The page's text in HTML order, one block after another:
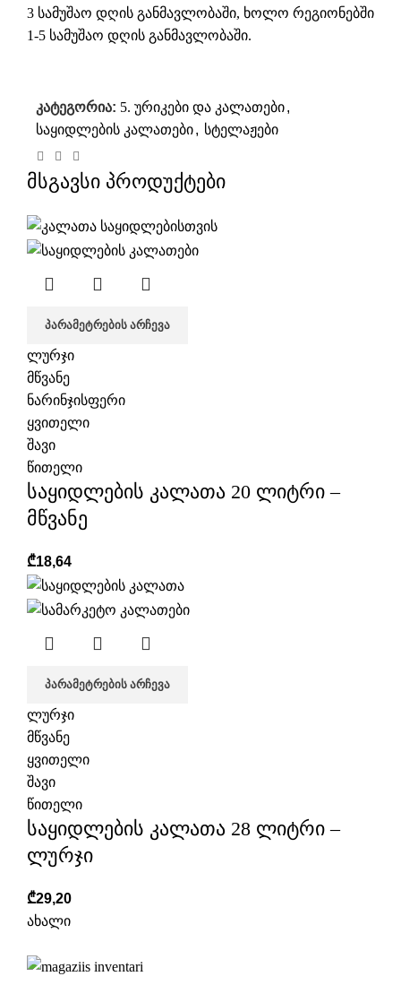
3 სამუშაო დღის განმავლობაში, ხოლო რეგიონებში
1-5 სამუშაო დღის განმავლობაში.
კატეგორია: 5. ურიკები და კალათები,
საყიდლების კალათები, სტელაჟები
მსგავსი პროდუქტები
ᲞᲐᲠᲐᲛᲔᲢᲠᲔᲑᲘᲡ ᲐᲠᲩᲔᲕᲐ
ლურჯი
მწვანე
ნარინჯისფერი
ყვითელი
შავი
წითელი
საყიდლების კალათა 20 ლიტრი –
მწვანე
₾18,64
ᲞᲐᲠᲐᲛᲔᲢᲠᲔᲑᲘᲡ ᲐᲠᲩᲔᲕᲐ
ლურჯი
მწვანე
ყვითელი
შავი
წითელი
საყიდლების კალათა 28 ლიტრი –
ლურჯი
₾29,20
ახალი